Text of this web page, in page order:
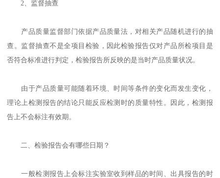
2、监督抽查
产品质量监督部门依据产品质量法，对相关产品随机进行的抽
查。监督抽查不是全项目检验，因此检验报告仅对产品所检项目是
否符合标准进行判定，检验报告所反映的是当时产品质量状况。
由于产品质量可能随着环境、时间等条件的变化而发生变化，
理论上检测报告的结论只能反应检测时的质量特性。因此，检测报
告上不会标注有效期。
二、检验报告会有哪些日期？
一般检测报告上会标注实验室收到样品的时间、出具报告的时